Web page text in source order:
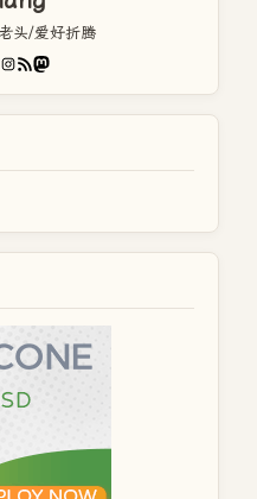
头/爱好折腾
Instagram
RSS FeedMastodon